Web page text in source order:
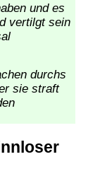
und es
vertilgt sein
durchs
sie straft